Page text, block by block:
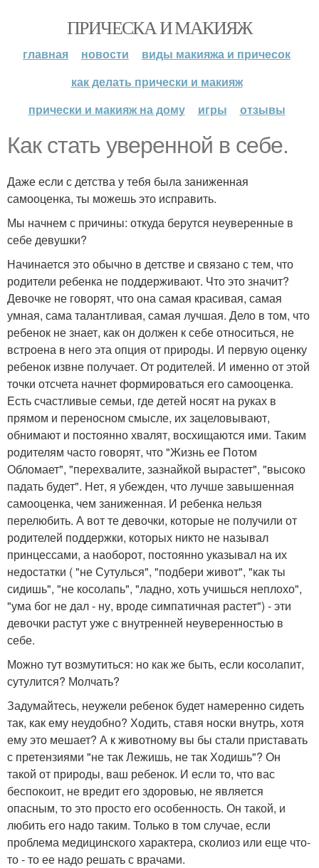
ПРИЧЕСКА И МАКИЯЖ
главная новости
виды макияжа и причесок
как делать прически и макияж
прически и макияж на дому
игры отзывы
Как стать уверенной в себе.
Даже если с детства у тебя была заниженная
самооценка, ты можешь это исправить.
Мы начнем с причины: откуда берутся неуверенные в
себе девушки?
Начинается это обычно в детстве и связано с тем, что
родители ребенка не поддерживают. Что это значит?
Девочке не говорят, что она самая красивая, самая
умная, сама талантливая, самая лучшая. Дело в том, что
ребенок не знает, как он должен к себе относиться, не
встроена в него эта опция от природы. И первую оценку
ребенок извне получает. От родителей. И именно от этой
точки отсчета начнет формироваться его самооценка.
Есть счастливые семьи, где детей носят на руках в
прямом и переносном смысле, их зацеловывают,
обнимают и постоянно хвалят, восхищаются ими. Таким
родителям часто говорят, что "Жизнь ее Потом
Обломает", "перехвалите, зазнайкой вырастет", "высоко
падать будет". Нет, я убежден, что лучше завышенная
самооценка, чем заниженная. И ребенка нельзя
перелюбить. А вот те девочки, которые не получили от
родителей поддержки, которых никто не называл
принцессами, а наоборот, постоянно указывал на их
недостатки ( "не Сутулься", "подбери живот", "как ты
сидишь", "не косолапь", "ладно, хоть учишься неплохо",
"ума бог не дал - ну, вроде симпатичная растет") - эти
девочки растут уже с внутренней неуверенностью в
себе.
Можно тут возмутиться: но как же быть, если косолапит,
сутулится? Молчать?
Задумайтесь, неужели ребенок будет намеренно сидеть
так, как ему неудобно? Ходить, ставя носки внутрь, хотя
ему это мешает? А к животному вы бы стали приставать
с претензиями "не так Лежишь, не так Ходишь"? Он
такой от природы, ваш ребенок. И если то, что вас
беспокоит, не вредит его здоровью, не является
опасным, то это просто его особенность. Он такой, и
любить его надо таким. Только в том случае, если
проблема медицинского характера, сколиоз или еще что-
то - то ее надо решать с врачами.